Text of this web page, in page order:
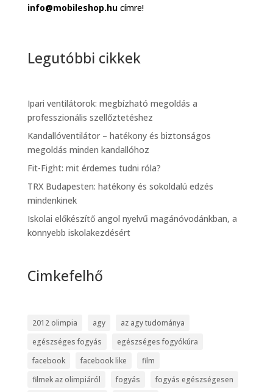
info@mobileshop.hucímre!
Legutóbbi cikkek
Ipari ventilátorok: megbízható megoldás a
professzionális szellőztetéshez
Kandallóventilátor – hatékony és biztonságos
megoldás minden kandallóhoz
Fit-Fight: mit érdemes tudni róla?
TRX Budapesten: hatékony és sokoldalú edzés
mindenkinek
Iskolai előkészítő angol nyelvű magánóvodánkban, a
könnyebb iskolakezdésért
Cimkefelhő
2012 olimpia agy
az agy tudománya
egészséges fogyás
egészséges fogyókúra
facebook
facebook like
film
filmek az olimpiáról
fogyás
fogyás egészségesen